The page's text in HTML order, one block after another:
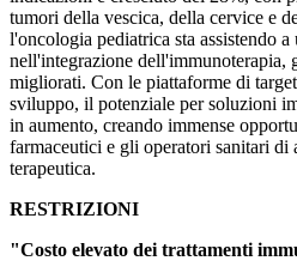
tumori della vescica, della cervice e
l'oncologia pediatrica sta assistendo
nell'integrazione dell'immunoterapia,
migliorati. Con le piattaforme di
sviluppo, il potenziale per soluzioni
in aumento, creando immense
farmaceutici e gli operatori sanitari di
terapeutica.
RESTRIZIONI
"Costo elevato dei trattamenti